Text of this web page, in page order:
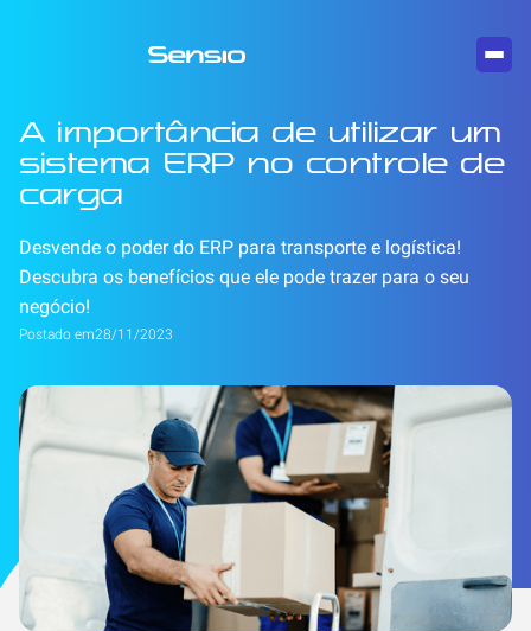
A importância de utilizar um
sistema ERP no controle de
carga
Desvende o poder do ERP para transporte e logística!
Descubra os benefícios que ele pode trazer para o seu
negócio!
Postado em28/11/2023